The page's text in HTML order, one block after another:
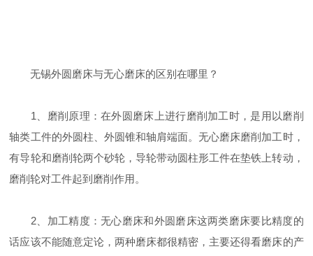
无锡外圆磨床与无心磨床的区别在哪里？
1、磨削原理：在外圆磨床上进行磨削加工时，是用以磨削
轴类工件的外圆柱、外圆锥和轴肩端面。无心磨床磨削加工时，
有导轮和磨削轮两个砂轮，导轮带动圆柱形工件在垫铁上转动，
磨削轮对工件起到磨削作用。
2、加工精度：无心磨床和外圆磨床这两类磨床要比精度的
话应该不能随意定论，两种磨床都很精密，主要还得看磨床的产